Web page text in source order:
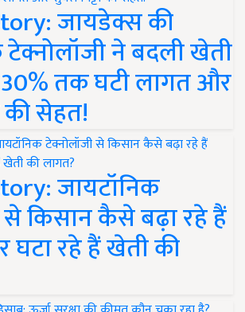
जायडेक्स की
ने बदली खेती
30% तक घटी लागत और
की सेहत!
जायटॉनिक
से किसान कैसे बढ़ा रहे हैं
घटा रहे हैं खेती की